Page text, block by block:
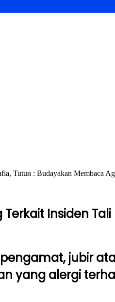
Tutun : Budayakan Membaca
Insiden
jubir
yang alergi